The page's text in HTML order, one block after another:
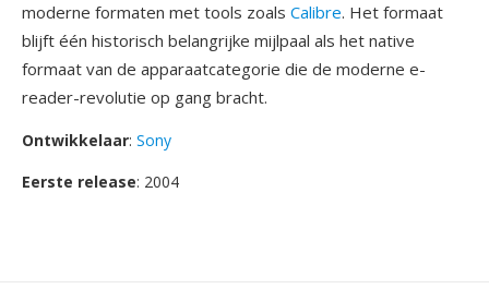
moderne formaten met tools zoals Calibre. Het formaat
blijft één historisch belangrijke mijlpaal als het native
formaat van de apparaatcategorie die de moderne e-
reader-revolutie op gang bracht.
Ontwikkelaar: Sony
Eerste release: 2004